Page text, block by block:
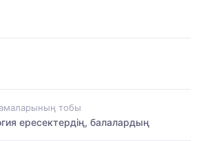
тобы
ересектердің, балалардың